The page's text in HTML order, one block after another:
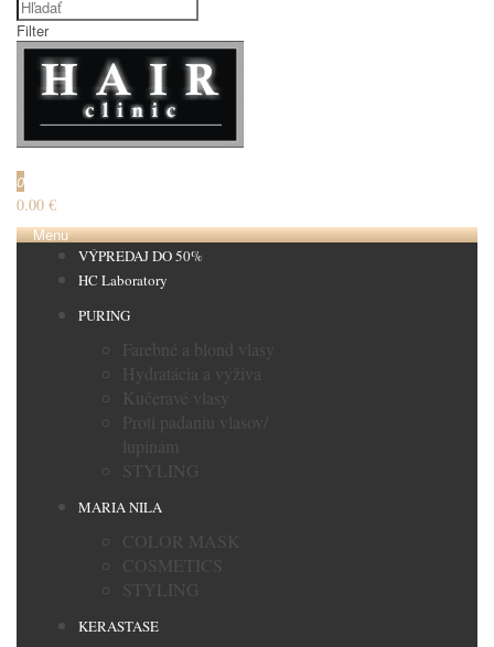
Filter
0
0.00 €
Menu
VÝPREDAJ DO 50%
HC Laboratory
PURING
Farebné a blond vlasy
Hydratácia a výživa
Kučeravé vlasy
Proti padaniu vlasov/
lupinám
STYLING
MARIA NILA
COLOR MASK
COSMETICS
STYLING
KERASTASE